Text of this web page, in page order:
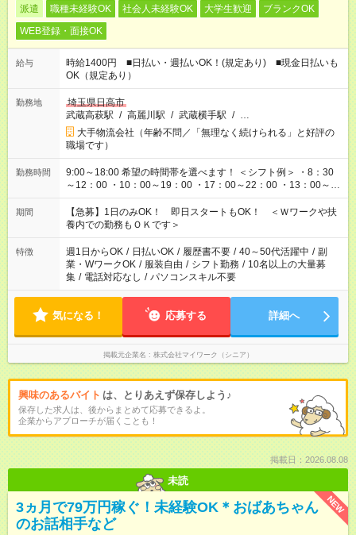
派遣 職種未経験OK 社会人未経験OK 大学生歓迎
ブランクOK
WEB登録・面接OK
給与
時給1400円 ■日払い・週払いOK！(規定あり) ■現金日払いも
OK（規定あり）
勤務地
埼玉県日高市
武蔵高萩駅 / 高麗川駅 / 武蔵横手駅 / …
大手物流会社（年齢不問／「無理なく続けられる」と好評の
職場です）
勤務時間
9:00～18:00 希望の時間帯を選べます！ ＜シフト例＞ ・8：30
～12：00 ・10：00～19：00 ・17：00～22：00 ・13：00～
22：00 ・22：00～翌6：00 など
期間
【急募】1日のみOK！ 即日スタートもOK！ ＜Ｗワークや扶
養内での勤務もＯＫです＞
特徴 週1日からOK / 日払いOK / 履歴書不要 / 40～50代活躍中 / 副
業・WワークOK / 服装自由 / シフト勤務 / 10名以上の大量募
集 / 電話対応なし / パソコンスキル不要
気になる！ 応募する 詳細へ
掲載元企業名 株式会社マイワーク（シニア）
興味のあるバイト は、とりあえず保存しよう♪
保存した求人は、後からまとめて応募できるよ。
企業からアプローチが届くことも！
掲載日：2026.08.08
未読
NEW
3ヵ月で79万円稼ぐ！未経験OK＊おばあちゃん
のお話相手など